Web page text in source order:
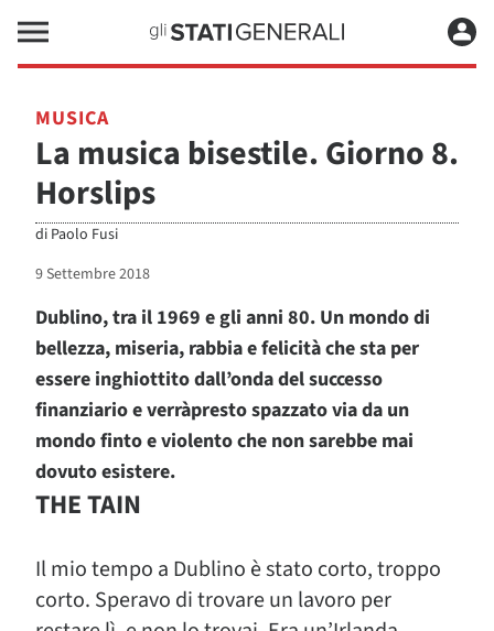
MUSICA
La musica bisestile. Giorno 8.
Horslips
di Paolo Fusi
9 Settembre 2018
Dublino, tra il 1969 e gli anni 80. Un mondo di
bellezza, miseria, rabbia e felicità che sta per
essere inghiottito dall’onda del successo
finanziario e verràpresto spazzato via da un
mondo finto e violento che non sarebbe mai
dovuto esistere.
THE TAIN
Il mio tempo a Dublino è stato corto, troppo
corto. Speravo di trovare un lavoro per